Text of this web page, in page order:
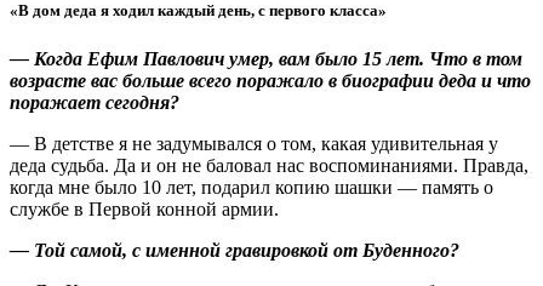
«В дом деда я ходил каждый день, с первого класса»
— Когда Ефим Павлович умер, вам было 15 лет. Что в том
возрасте вас больше всего поражало в биографии деда и что
поражает сегодня?
— В детстве я не задумывался о том, какая удивительная у
деда судьба. Да и он не баловал нас воспоминаниями. Правда,
когда мне было 10 лет, подарил копию шашки — память о
службе в Первой конной армии.
— Той самой, с именной гравировкой от Буденного?